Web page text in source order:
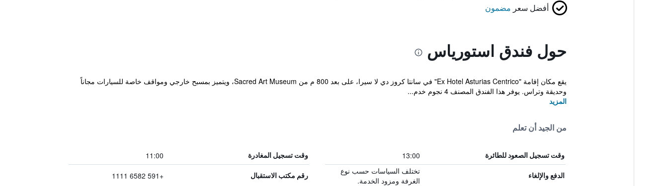
أفضل سعر مضمون
حول فندق استورياس
يقع مكان إقامة "Ex Hotel Asturias Centrico" في سانتا كروز دي لا سيرا، على بعد 800 م من Sacred Art Museum، ويتميز بمسبح خارجي ومواقف خاصة للسيارات مجاناً
وحديقة وتراس. يوفر هذا الفندق المصنف 4 نجوم خدم...
المزيد
من الجيد أن تعلم
وقت تسجيل الصعود للطائرة 13:00 وقت تسجيل المغادرة 11:00
الدفع والإلغاء
تختلف السياسات حسب نوع
الغرفة ومزود الخدمة.
رقم مكتب الاستقبال +591 6582 1111